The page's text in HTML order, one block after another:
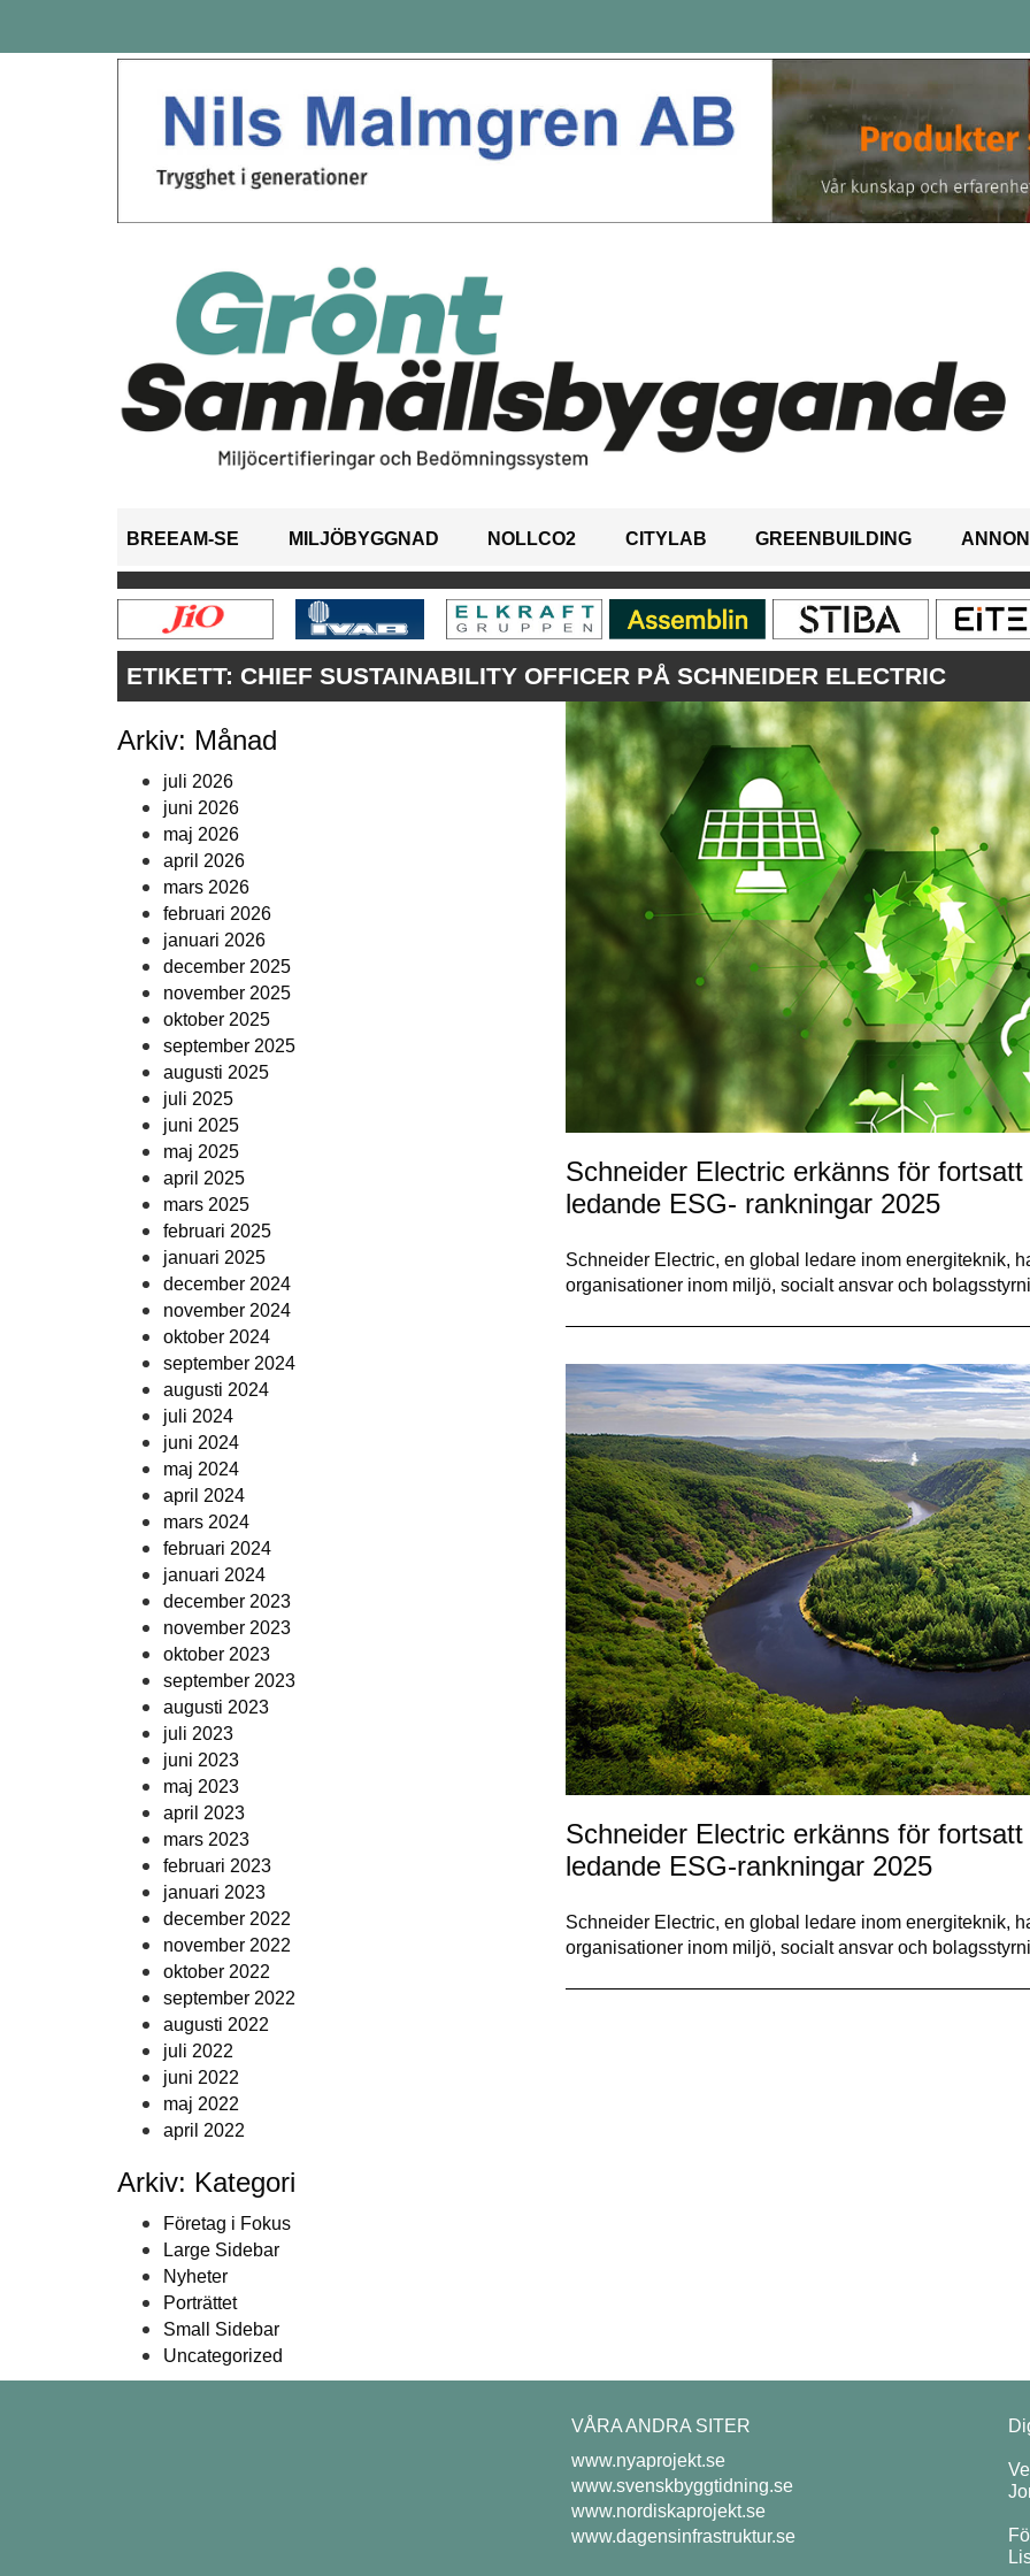
BREEAM-SE MILJÖBYGGNAD NOLLCO2 CITYLAB GREENBUILDING
ETIKETT: CHIEF SUSTAINABILITY OFFICER PÅ SCHNEIDER ELECTRIC
Arkiv: Månad
juli 2026
juni 2026
maj 2026
april 2026
mars 2026
februari 2026
januari 2026
december 2025
november 2025
oktober 2025
september 2025
augusti 2025
juli 2025
juni 2025
maj 2025
april 2025
mars 2025
februari 2025
januari 2025
december 2024
november 2024
oktober 2024
september 2024
augusti 2024
juli 2024
juni 2024
maj 2024
april 2024
mars 2024
februari 2024
januari 2024
december 2023
november 2023
oktober 2023
september 2023
augusti 2023
juli 2023
juni 2023
maj 2023
april 2023
mars 2023
februari 2023
januari 2023
december 2022
november 2022
oktober 2022
september 2022
augusti 2022
juli 2022
juni 2022
maj 2022
april 2022
Arkiv: Kategori
Företag i Fokus
Large Sidebar
Nyheter
Porträttet
Small Sidebar
Uncategorized
Schneider Electric erkänns för
ledande ESG- rankningar 2025
Schneider Electric, en global ledare inom energiteknik,
organisationer inom miljö, socialt ansvar och
Schneider Electric erkänns för
ledande ESG-rankningar 2025
Schneider Electric, en global ledare inom energiteknik,
organisationer inom miljö, socialt ansvar och
VÅRA ANDRA SITER
www.nyaprojekt.se
www.svenskbyggtidning.se
www.nordiskaprojekt.se
www.dagensinfrastruktur.se